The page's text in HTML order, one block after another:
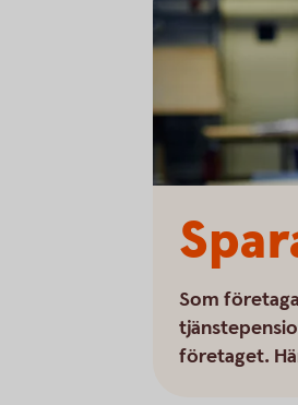
Som
företaget.